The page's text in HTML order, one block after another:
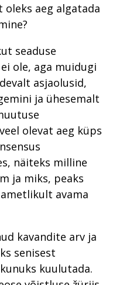
oleks aeg algatada
seaduse
ole, aga muidugi
asjaolusid,
ja ühesemalt
olevat aeg küps
näiteks milline
ja miks, peaks
avama
kavandite arv ja
senisest
kuulutada.